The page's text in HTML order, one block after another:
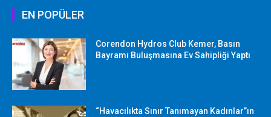
EN POPÜLER
Corendon Hydros Club Kemer, Basın
Bayramı Buluşmasına Ev Sahipliği Yaptı
“Havacılıkta Sınır Tanımayan Kadınlar”ın